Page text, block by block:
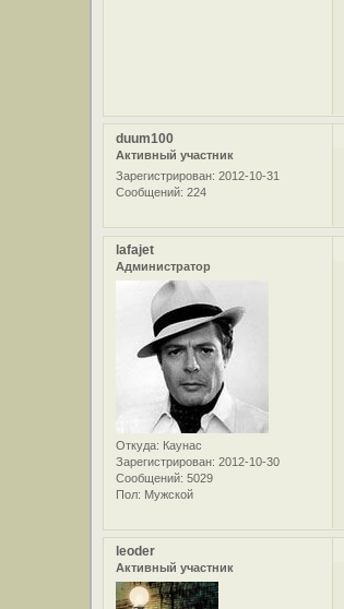
duum100
Активный участник
Зарегистрирован: 2012-10-31
Сообщений: 224
lafajet
Администратор
Откуда: Каунас
Зарегистрирован: 2012-10-30
Сообщений: 5029
Пол: Мужской
leoder
Активный участник